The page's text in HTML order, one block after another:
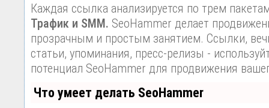
Каждая ссылка анализируется по трем
Трафик и SMM. SeoHammer делает
прозрачным и простым занятием. Ссылки,
статьи, упоминания, пресс-релизы -
потенциал SeoHammer для продвижения
Что умеет делать SeoHammer